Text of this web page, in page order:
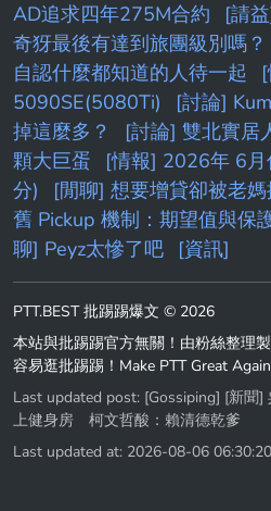
AD追求四年275M合約
[請
奇犽最後有達到旅團級別嗎？
自認什麼都知道的人待一起
5090SE(5080Ti)
[討論]
掉這麼多？
[討論] 雙北實居
顆大巨蛋
[情報] 2026年 6
分)
[閒聊] 想要增貸卻被老
舊 Pickup 機制：期望值與保
聊] Peyz太慘了吧
[資訊]
PTT.BEST 批踢踢爆文 © 2026
本站與批踢踢官方無關！由粉絲整理
容易逛批踢踢！Make PTT Great Again
Last updated post: [Gossiping] [新聞]
上健身房 柯文哲酸：賴清德乾爹
Last updated at: 2026-08-06 06:30:20